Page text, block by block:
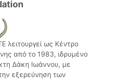
λειτουργεί ως Κέντρο
από το 1983, ιδρυμένο
Δάκη Ιωάννου, με
εξερεύνηση των